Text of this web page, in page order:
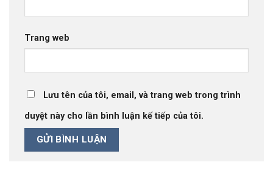
Trang web
Lưu tên của tôi, email, và trang web trong trình
duyệt này cho lần bình luận kế tiếp của tôi.